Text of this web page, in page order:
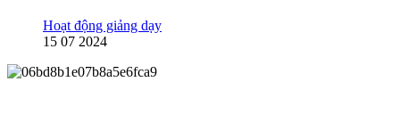
Hoạt động giảng dạy
15 07 2024